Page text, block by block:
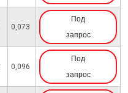
0,073
Под
запрос
0,096
Под
запрос